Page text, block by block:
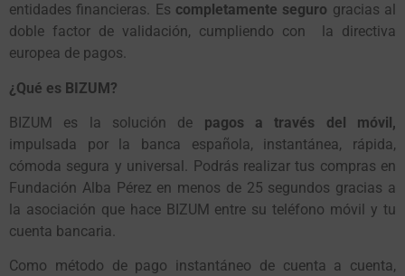
entidades financieras. Es completamente seguro gracias al
doble factor de validación, cumpliendo con la directiva
europea de pagos.
¿Qué es BIZUM?
BIZUM es la solución de pagos a través del móvil,
impulsada por la banca española, instantánea, rápida,
cómoda segura y universal. Podrás realizar tus compras en
Fundación Alba Pérez en menos de 25 segundos gracias a
la asociación que hace BIZUM entre su teléfono móvil y tu
cuenta bancaria.
Como método de pago instantáneo de cuenta a cuenta,